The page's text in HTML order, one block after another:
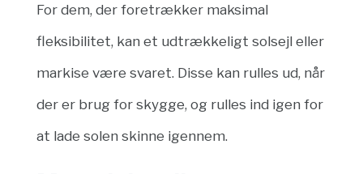
For dem, der foretrækker maksimal
fleksibilitet, kan et udtrækkeligt solsejl eller
markise være svaret. Disse kan rulles ud, når
der er brug for skygge, og rulles ind igen for
at lade solen skinne igennem.